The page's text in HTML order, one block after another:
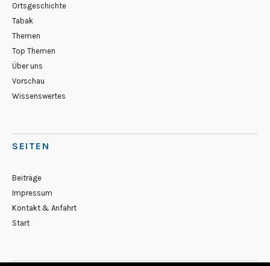
Ortsgeschichte
Tabak
Themen
Top Themen
Über uns
Vorschau
Wissenswertes
SEITEN
Beiträge
Impressum
Kontakt & Anfahrt
Start